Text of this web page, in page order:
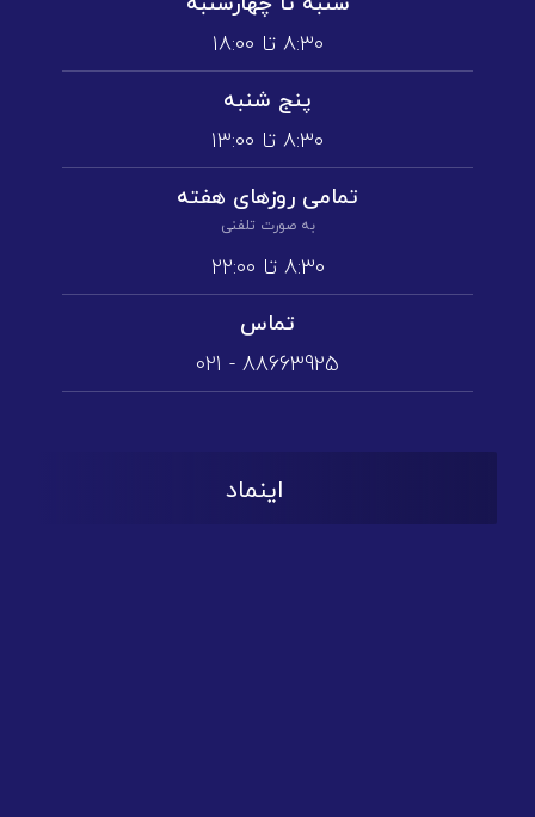
۸:۳۰ تا ۱۸:۰۰
پنج شنبه
۸:۳۰ تا ۱3:۰۰
تمامی روز‌های هفته
به صورت تلفنی
۸:۳۰ تا ۲۲:۰۰
تماس
88663925 - 021
اینماد